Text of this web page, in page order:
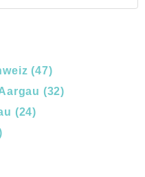
(47)
(32)
(24)